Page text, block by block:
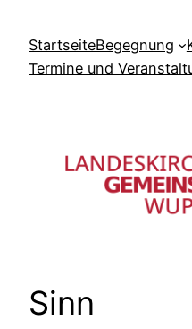
Inhalt
springen
StartseiteBegegnung
Termine und
Sinn